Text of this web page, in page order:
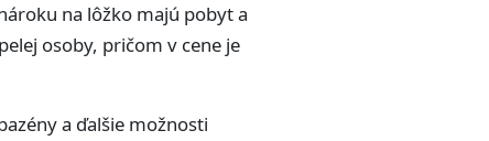
na lôžko majú pobyt a
osoby, pričom v cene je
a ďalšie možnosti